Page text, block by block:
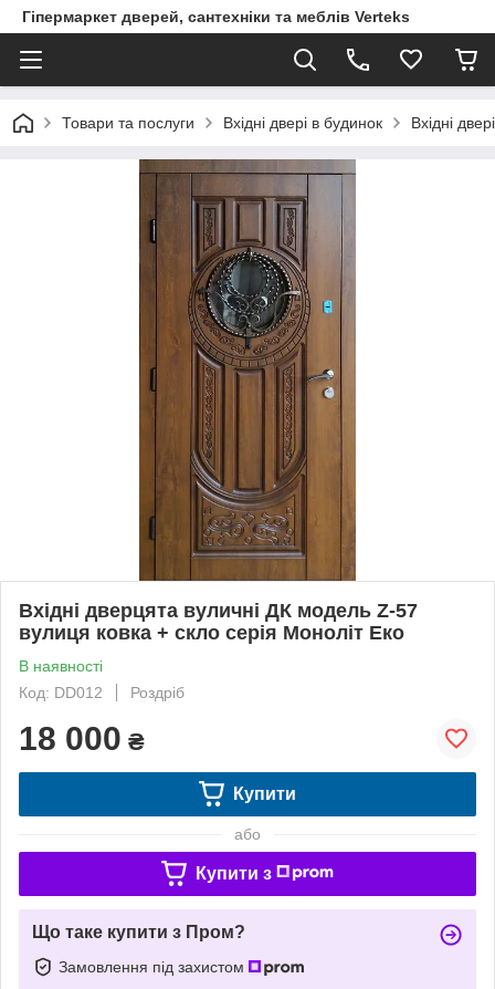
Гіпермаркет дверей, сантехніки та меблів Verteks
Товари та послуги Вхідні двері в будинок Вхідні
Вхідні дверцята вуличні ДК модель Z-57
вулиця ковка + скло серія Моноліт Еко
В наявності
Код: DD012
Роздріб
18 000 ₴
Купити
або
Купити з
Що таке купити з Пром?
Замовлення під захистом